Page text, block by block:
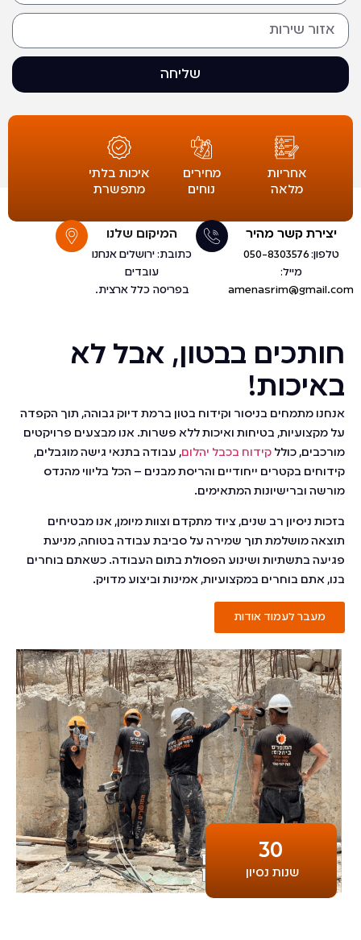
שליחה
אחריות
מלאה
מחירים
נוחים
איכות בלתי
מתפשרת
יצירת קשר מהיר
טלפון:050-8303576
מייל:
amenasrim@gmail.com
המיקום שלנו
כתובת: ירושלים אנחנו
עובדים
בפריסה כלל ארצית.
חותכים בבטון, אבל לא
באיכות!
אנחנו מתמחים בניסור וקידוח בטון ברמת דיוק גבוהה, תוך הקפדה
על מקצועיות, בטיחות ואיכות ללא פשרות. אנו מבצעים פרויקטים
מורכבים, כולל קידוח בכבל יהלום, עבודה בתנאי גישה מוגבלים,
קידוחים בקטרים ייחודיים והריסת מבנים – הכל בליווי מהנדס
מורשה וברישיונות המתאימים.
בזכות ניסיון רב שנים, ציוד מתקדם וצוות מיומן, אנו מבטיחים
תוצאה מושלמת תוך שמירה על סביבת עבודה בטוחה, מניעת
פגיעה בתשתיות ושינוע הפסולת בתום העבודה. כשאתם בוחרים
בנו, אתם בוחרים במקצועיות, אמינות וביצוע מדויק.
מעבר לעמוד אודות
30
שנות נסיון